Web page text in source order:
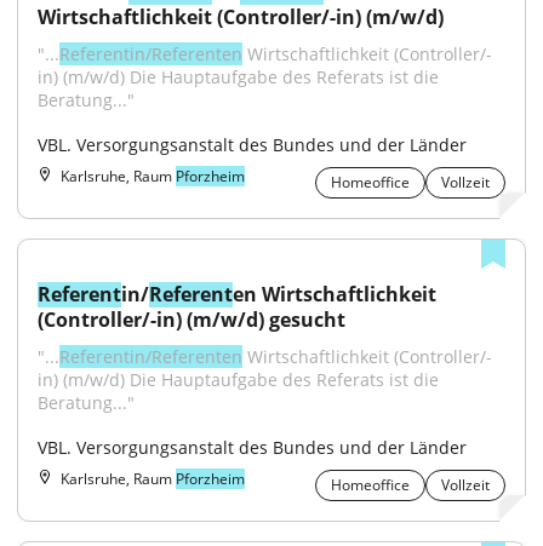
Wirtschaftlichkeit (Controller/-in) (m/w/d)
"...Referentin/Referenten Wirtschaftlichkeit (Controller/-
in) (m/w/d) Die Hauptaufgabe des Referats ist die
Beratung..."
VBL. Versorgungsanstalt des Bundes und der Länder
Karlsruhe, Raum Pforzheim Homeoffice Vollzeit
Referentin/Referenten Wirtschaftlichkeit
(Controller/-in) (m/w/d) gesucht
"...Referentin/Referenten Wirtschaftlichkeit (Controller/-
in) (m/w/d) Die Hauptaufgabe des Referats ist die
Beratung..."
VBL. Versorgungsanstalt des Bundes und der Länder
Karlsruhe, Raum Pforzheim Homeoffice Vollzeit